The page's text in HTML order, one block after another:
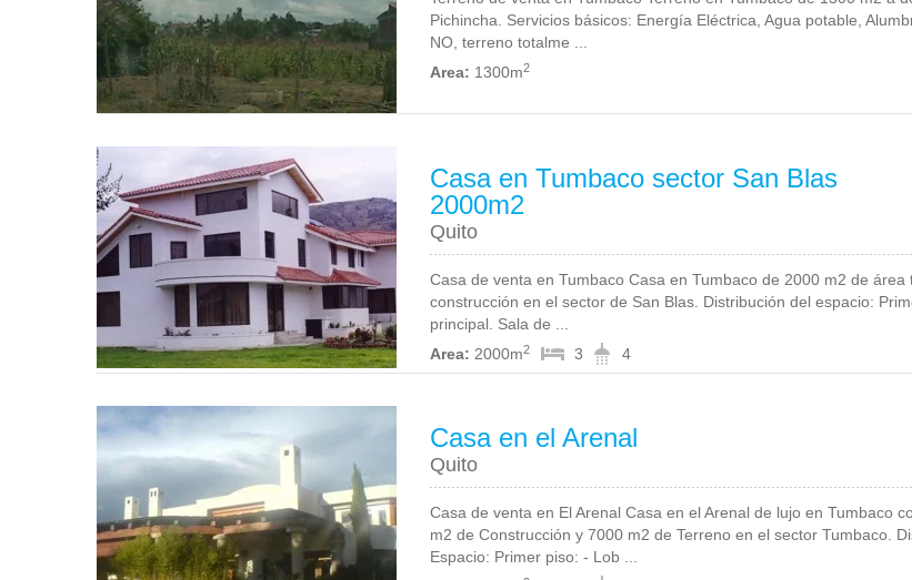
Pichincha. Servicios básicos: Energía Eléctrica, Agua potable,
NO, terreno totalme ...
Area: 1300m2
Casa en Tumbaco sector San Blas
2000m2
Quito
Casa de venta en Tumbaco Casa en Tumbaco de 2000 m2 de área
construcción en el sector de San Blas. Distribución del espacio:
principal. Sala de ...
Area: 2000m2 3 4
Casa en el Arenal
Quito
Casa de venta en El Arenal Casa en el Arenal de lujo en Tumbaco
m2 de Construcción y 7000 m2 de Terreno en el sector Tumbaco.
Espacio: Primer piso: - Lob ...